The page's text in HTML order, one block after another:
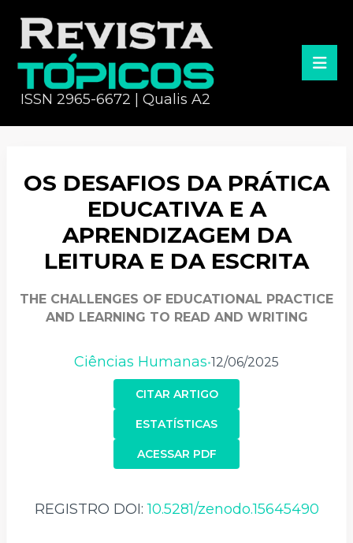
ISSN 2965-6672 | Qualis A2
OS DESAFIOS DA PRÁTICA
EDUCATIVA E A
APRENDIZAGEM DA
LEITURA E DA ESCRITA
THE CHALLENGES OF EDUCATIONAL PRACTICE
AND LEARNING TO READ AND WRITING
Ciências Humanas•12/06/2025
CITAR ARTIGO
ACESSAR PDF
ESTATÍSTICAS
REGISTRO DOI:10.5281/zenodo.15645490